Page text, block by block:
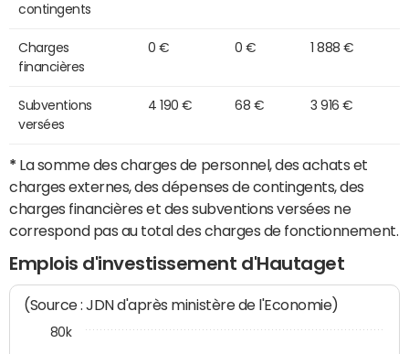
contingents
Charges
financières
0 € 0 € 1 888 €
Subventions
versées
4 190 € 68 € 3 916 €
* La somme des charges de personnel, des achats et
charges externes, des dépenses de contingents, des
charges financières et des subventions versées ne
correspond pas au total des charges de fonctionnement.
Emplois d'investissement d'Hautaget
(Source : JDN d'après ministère de l'Economie)
80k